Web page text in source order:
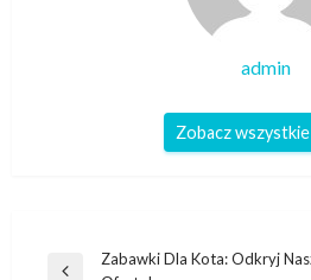
admin
Zobacz
Nawigacja
Zabawki Dla Kota: Odkryj